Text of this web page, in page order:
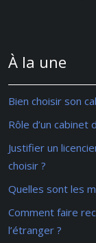
À la une
Bien choisir son
Rôle d’un cabinet
Justifier un
choisir ?
Quelles sont les
Comment faire
l’étranger ?